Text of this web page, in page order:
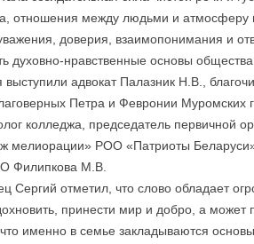
отношения между людьми и атмосферу
доверия, взаимопонимания и
духовно-нравственные основы
адвокат Палазник Н.В.,
Петра и Февронии Муромских
колледжа, председатель первичной
мелиорации» РОО «Патриоты
Филипкова М.В.
Сергий отметил, что слово обладает
принести мир и добро, а
именно в семье закладываются